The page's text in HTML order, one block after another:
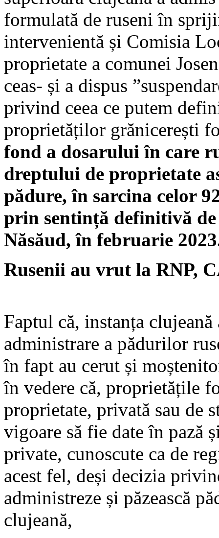
formulată de ruseni în
intervenientă și Comisia
proprietate a comunei
ceas- și a dispus
privind ceea ce putem
proprietăților grănicerești
fond a dosarului în care
dreptului de proprietate
pădure, în sarcina celor
prin sentință definitivă
Năsăud, în februarie
Rusenii au vrut la RNP,
Faptul că, instanța
administrare a pădurilor
în fapt au cerut și
în vedere că, proprietățile
proprietate, privată sau de
vigoare să fie date în pază
private, cunoscute ca de
acest fel, deși decizia
administreze și păzească
clujeană,